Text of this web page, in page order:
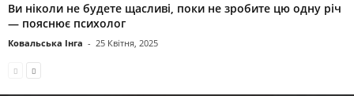
Ви ніколи не будете щасливі, поки не зробите цю одну річ
— пояснює психолог
Ковальська Інга - 25 Квітня, 2025